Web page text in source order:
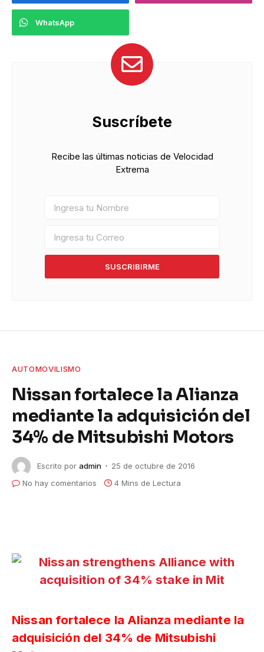
WhatsApp
Suscríbete
Recibe las últimas noticias de Velocidad
Extrema
SUSCRIBIRME
AUTOMOVILISMO
Nissan fortalece la Alianza
mediante la adquisición del
34% de Mitsubishi Motors
Escrito por admin
25 de octubre de 2016
No hay comentarios
4 Mins de Lectura
Nissan fortalece la Alianza mediante la
adquisición del 34% de Mitsubishi